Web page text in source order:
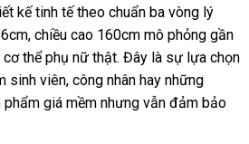
kế tinh tế theo chuẩn ba vòng lý
chiều cao 160cm mô phỏng gần
cơ thể phụ nữ thật. Đây là sự lựa chọn
sinh viên, công nhân hay những
giá mềm nhưng vẫn đảm bảo